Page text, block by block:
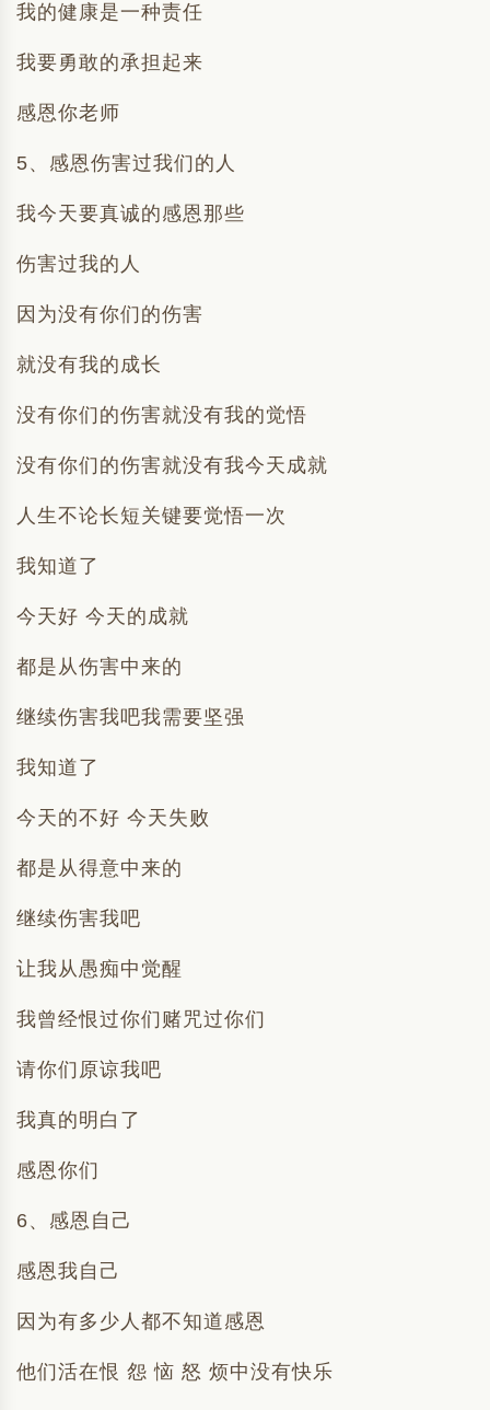
我的健康是一种责任
我要勇敢的承担起来
感恩你老师
5、感恩伤害过我们的人
我今天要真诚的感恩那些
伤害过我的人
因为没有你们的伤害
就没有我的成长
没有你们的伤害就没有我的觉悟
没有你们的伤害就没有我今天成就
人生不论长短关键要觉悟一次
我知道了
今天好 今天的成就
都是从伤害中来的
继续伤害我吧我需要坚强
我知道了
今天的不好 今天失败
都是从得意中来的
继续伤害我吧
让我从愚痴中觉醒
我曾经恨过你们赌咒过你们
请你们原谅我吧
我真的明白了
感恩你们
6、感恩自己
感恩我自己
因为有多少人都不知道感恩
他们活在恨 怨 恼 怒 烦中没有快乐